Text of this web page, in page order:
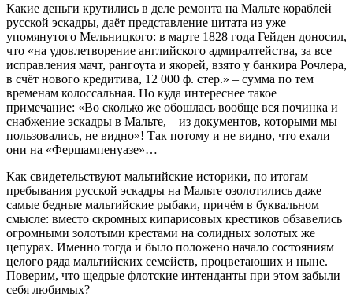
Какие деньги крутились в деле ремонта на Мальте кораблей
русской эскадры, даёт представление цитата из уже
упомянутого Мельницкого: в марте 1828 года Гейден доносил,
что «на удовлетворение английского адмиралтейства, за все
исправления мачт, рангоута и якорей, взято у банкира Рочлера,
в счёт нового кредитива, 12 000 ф. стер.» – сумма по тем
временам колоссальная. Но куда интереснее такое
примечание: «Во сколько же обошлась вообще вся починка и
снабжение эскадры в Мальте, – из документов, которыми мы
пользовались, не видно»! Так потому и не видно, что ехали
они на «Фершампенуазе»…
Как свидетельствуют мальтийские историки, по итогам
пребывания русской эскадры на Мальте озолотились даже
самые бедные мальтийские рыбаки, причём в буквальном
смысле: вместо скромных кипарисовых крестиков обзавелись
огромными золотыми крестами на солидных золотых же
цепурах. Именно тогда и было положено начало состояниям
целого ряда мальтийских семейств, процветающих и ныне.
Поверим, что щедрые флотские интенданты при этом забыли
себя любимых?